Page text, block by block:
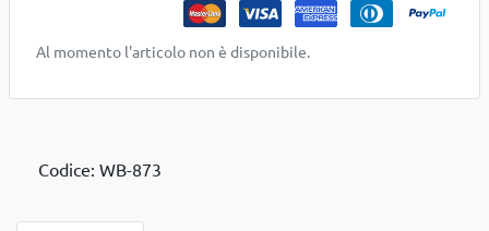
Al momento l'articolo non è disponibile.
Codice: WB-873